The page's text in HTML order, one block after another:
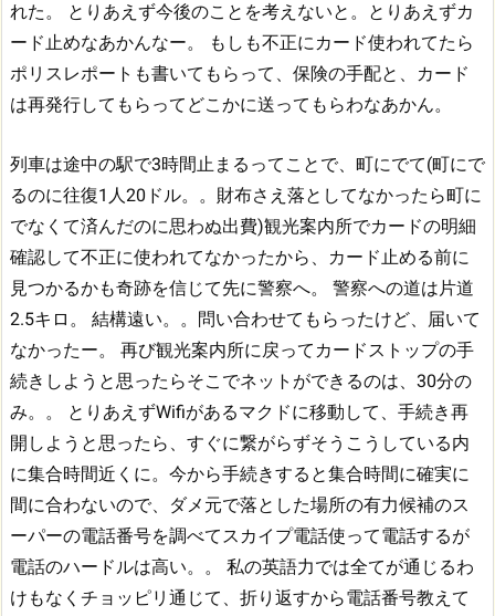
れた。
とりあえず今後のことを考えないと。とりあえずカ
ード止めなあかんなー。
もしも不正にカード使われてたら
ポリスレポートも書いてもらって、保険の手配と、カード
は再発行してもらってどこかに送ってもらわなあかん。
列車は途中の駅で3時間止まるってことで、町にでて(町にで
るのに往復1人20ドル。。財布さえ落としてなかったら町に
でなくて済んだのに思わぬ出費)観光案内所でカードの明細
確認して不正に使われてなかったから、カード止める前に
見つかるかも奇跡を信じて先に警察へ。
警察への道は片道
2.5キロ。
結構遠い。。問い合わせてもらったけど、届いて
なかったー。
再び観光案内所に戻ってカードストップの手
続きしようと思ったらそこでネットができるのは、30分の
み。。
とりあえずWifiがあるマクドに移動して、手続き再
開しようと思ったら、すぐに繋がらずそうこうしている内
に集合時間近くに。今から手続きすると集合時間に確実に
間に合わないので、ダメ元で落とした場所の有力候補のス
ーパーの電話番号を調べてスカイプ電話使って電話するが
電話のハードルは高い。。
私の英語力では全てが通じるわ
けもなくチョッピリ通じて、折り返すから電話番号教えて